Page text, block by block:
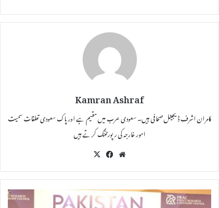
Kamran Ashraf
کامران اشرف ڈیجیٹل صحافی ہیں۔ سعودی عرب میں مقیم ہے اور پاک سعودی تعلقات سمیت
امور خارجہ کی رپورٹننگ کرتے ہیں
We
bsi
te
Fac
oo
k